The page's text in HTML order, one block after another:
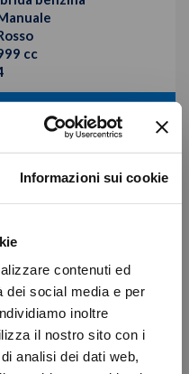
Informazioni sui cookie
contenuti ed
dei social media e per
inoltre
il nostro sito con i
analisi dei dati web,
cc
SCHEDA